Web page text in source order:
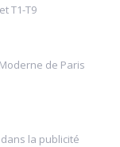
T1-T9
de Paris
la publicité